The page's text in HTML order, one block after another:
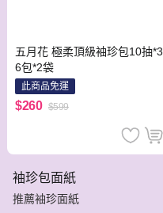
五月花 極柔頂級袖珍包10抽*3
6包*2袋
此商品免運
$260 $599
袖珍包面紙
推薦袖珍面紙